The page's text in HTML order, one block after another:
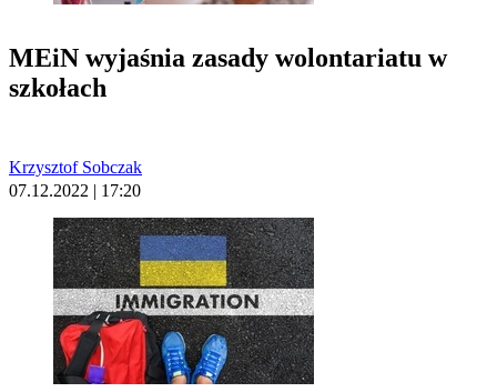
MEiN wyjaśnia zasady wolontariatu w
szkołach
Krzysztof Sobczak
07.12.2022 | 17:20